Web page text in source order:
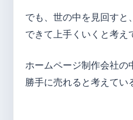
でも、世の中を見回すと
できて上手くいくと考え
ホームページ制作会社の
勝手に売れると考えてい